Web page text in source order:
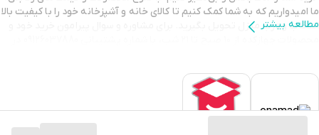
ما امیدواریم که به شما کمک کنیم تا کالای خانه و آشپزخانه خود را با کیفیت بالا
مطالعه بیشتر